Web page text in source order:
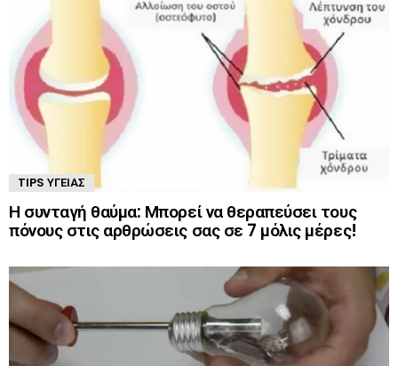
TIPS ΥΓΕΊΑΣ
Η συνταγή θαύμα: Μπορεί να θεραπεύσει τους
πόνους στις αρθρώσεις σας σε 7 μόλις μέρες!